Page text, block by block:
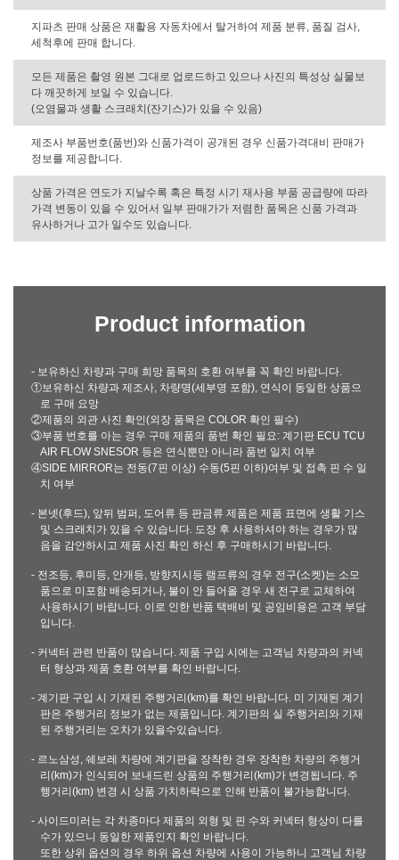
지파츠 판매 상품은 재활용 자동차에서 탈거하여 제품 분류, 품질 검사,
세척후에 판매 합니다.
모든 제품은 촬영 원본 그대로 업로드하고 있으나 사진의 특성상 실물보
다 깨끗하게 보일 수 있습니다.
(오염물과 생활 스크래치(잔기스)가 있을 수 있음)
제조사 부품번호(품번)와 신품가격이 공개된 경우 신품가격대비 판매가
정보를 제공합니다.
상품 가격은 연도가 지날수록 혹은 특정 시기 재사용 부품 공급량에 따라
가격 변동이 있을 수 있어서 일부 판매가가 저렴한 품목은 신품 가격과
유사하거나 고가 일수도 있습니다.
Product information
- 보유하신 차량과 구매 희망 품목의 호환 여부를 꼭 확인 바랍니다.
①보유하신 차량과 제조사, 차량명(세부명 포함), 연식이 동일한 상품으
로 구매 요망
②제품의 외관 사진 확인(외장 품목은 COLOR 확인 필수)
③부품 번호를 아는 경우 구매 제품의 품번 확인 필요: 계기판 ECU TCU
AIR FLOW SNESOR 등은 연식뿐만 아니라 품번 일치 여부
④SIDE MIRROR는 전동(7핀 이상) 수동(5핀 이하)여부 및 접촉 핀 수 일
치 여부
- 본넷(후드), 앞뒤 범퍼, 도어류 등 판금류 제품은 제품 표면에 생활 기스
및 스크래치가 있을 수 있습니다. 도장 후 사용하셔야 하는 경우가 많
음을 감안하시고 제품 사진 확인 하신 후 구매하시기 바랍니다.
- 전조등, 후미등, 안개등, 방향지시등 램프류의 경우 전구(소켓)는 소모
품으로 미포함 배송되거나, 불이 안 들어올 경우 새 전구로 교체하여
사용하시기 바랍니다. 이로 인한 반품 택배비 및 공임비용은 고객 부담
입니다.
- 커넥터 관련 반품이 많습니다. 제품 구입 시에는 고객님 차량과의 커넥
터 형상과 제품 호환 여부를 확인 바랍니다.
- 계기판 구입 시 기재된 주행거리(km)를 확인 바랍니다. 미 기재된 계기
판은 주행거리 정보가 없는 제품입니다. 계기판의 실 주행거리와 기재
된 주행거리는 오차가 있을수있습니다.
- 르노삼성, 쉐보레 차량에 계기판을 장착한 경우 장착한 차량의 주행거
리(km)가 인식되어 보내드린 상품의 주행거리(km)가 변경됩니다. 주
행거리(km) 변경 시 상품 가치하락으로 인해 반품이 불가능합니다.
- 사이드미러는 각 차종마다 제품의 외형 및 핀 수와 커넥터 형상이 다를
수가 있으니 동일한 제품인지 확인 바랍니다.
또한 상위 옵션의 경우 하위 옵션 차량에 사용이 가능하니 고객님 차량